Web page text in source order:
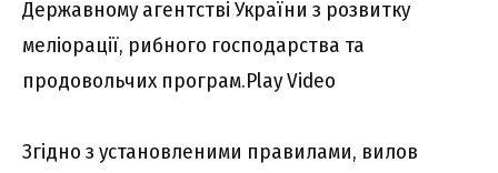
Державному агентстві України з розвитку
меліорації, рибного господарства та
продовольчих програм.Play Video
Згідно з установленими правилами, вилов